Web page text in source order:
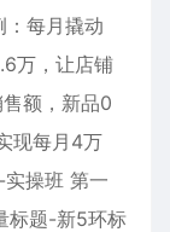
：每月撬动
万，让店铺
额，新品0
现每月4万
操班 第一
标题-新5环标